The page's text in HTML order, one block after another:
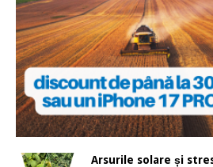
Arsurile solare și